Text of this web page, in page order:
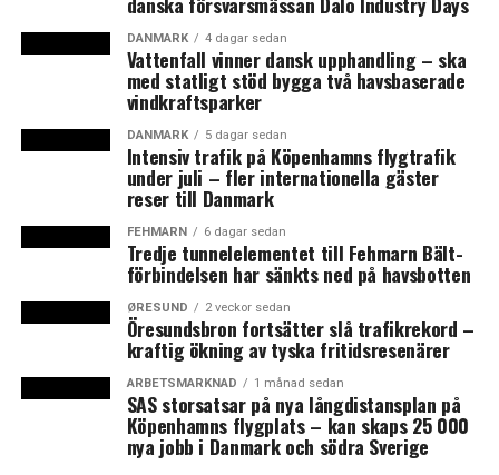
DANMARK 4 dagar sedan
Vattenfall vinner dansk upphandling – ska
med statligt stöd bygga två havsbaserade
vindkraftsparker
DANMARK 5 dagar sedan
Intensiv trafik på Köpenhamns flygtrafik
under juli – fler internationella gäster
reser till Danmark
FEHMARN 6 dagar sedan
Tredje tunnelelementet till Fehmarn Bält-
förbindelsen har sänkts ned på havsbotten
ØRESUND 2 veckor sedan
Öresundsbron fortsätter slå trafikrekord –
kraftig ökning av tyska fritidsresenärer
ARBETSMARKNAD 1 månad sedan
SAS storsatsar på nya långdistansplan på
Köpenhamns flygplats – kan skaps 25 000
nya jobb i Danmark och södra Sverige